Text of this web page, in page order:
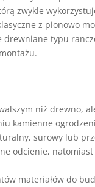
zwykle
z pionowo
typu
niż drewno,
kamienne
surowy lub
odcienie,
materiałów do